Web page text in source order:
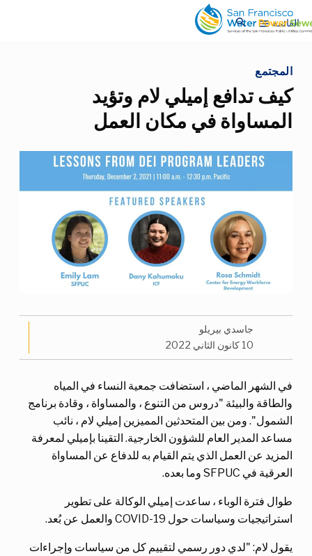
انتقل
إلى
انتقل
إلى
search القائمةmenu
المجتمع
كيف تدافع إميلي لام وتؤيد
المساواة في مكان العمل
جاسدي بيريلو
10 كانون الثاني 2022
في الشهر الماضي ، استضافت جمعية النساء في المياه
والطاقة والبيئة "دروس من التنوع ، والمساواة ، وقادة برنامج
الشمول". ومن بين المتحدثين المميزين إميلي لام ، نائب
مساعد المدير العام للشؤون الخارجية. التقينا بإميلي لمعرفة
المزيد عن العمل الذي يتم القيام به للدفاع عن المساواة
العرقية في SFPUC وما بعده.
طوال فترة الوباء ، ساعدت إميلي الوكالة على تطوير
استراتيجيات وسياسات حول COVID-19 والعمل عن بُعد.
يقول لام: "لدي دور رسمي لتقييم كل من سياسات وإجراءات